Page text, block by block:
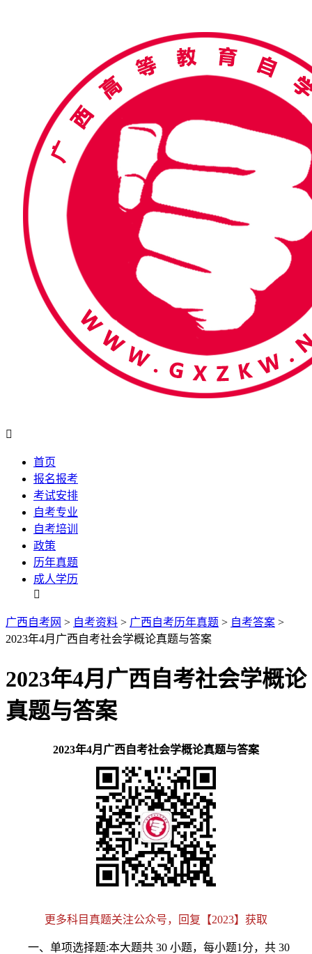

首页
报名报考
考试安排
自考专业
自考培训
政策
历年真题
成人学历

广西自考网 > 自考资料 > 广西自考历年真题 > 自考答案 >
2023年4月广西自考社会学概论真题与答案
2023年4月广西自考社会学概论
真题与答案
2023年4月广西自考社会学概论真题与答案
更多科目真题关注公众号，回复【2023】获取
一、单项选择题:本大题共 30 小题，每小题1分，共 30